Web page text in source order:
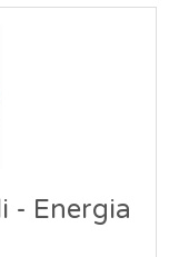
- Energia